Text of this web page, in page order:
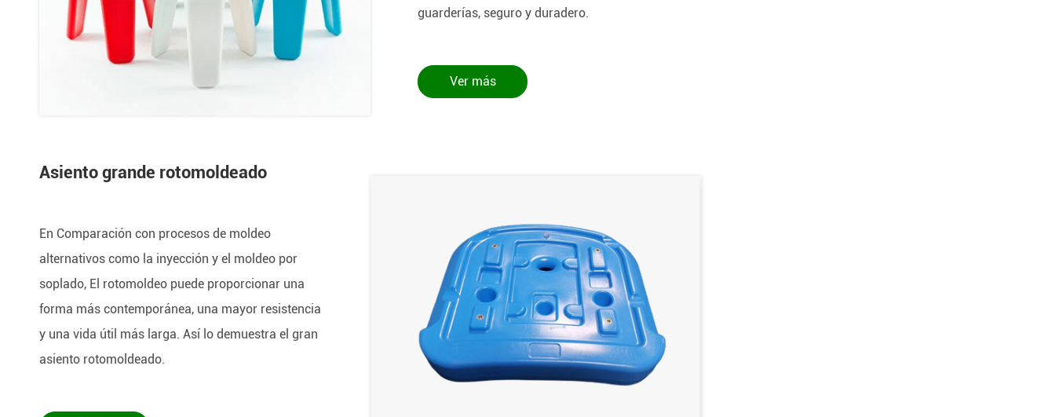
guarderías, seguro y duradero.
Ver más
Asiento grande rotomoldeado
En Comparación con procesos de moldeo
alternativos como la inyección y el moldeo por
soplado, El rotomoldeo puede proporcionar una
forma más contemporánea, una mayor resistencia
y una vida útil más larga. Así lo demuestra el gran
asiento rotomoldeado.